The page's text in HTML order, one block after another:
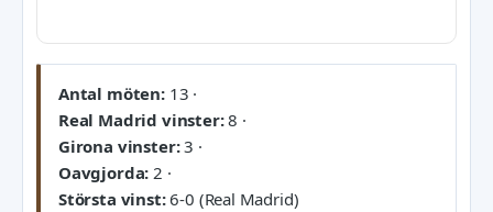
Antal möten:13 ·
Real Madrid vinster:8 ·
Girona vinster:3 ·
Oavgjorda: 2 ·
Största vinst:6-0 (Real Madrid)